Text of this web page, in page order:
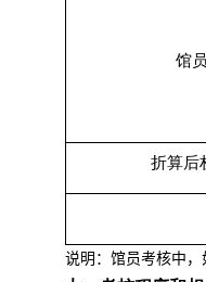
馆员
折算后
说明：馆员考核中